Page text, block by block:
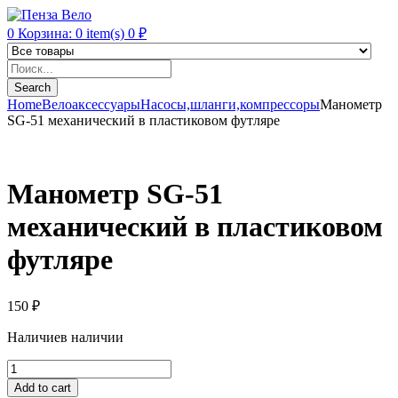
0 Корзина: 0 item(s) 0 ₽
Products
search
Search
HomeВелоаксессуарыНасосы,шланги,компрессорыМанометр
SG-51 механический в пластиковом футляре
Манометр SG-51
механический в пластиковом
футляре
150 ₽
Наличиев наличии
Манометр
SG-
Add to cart